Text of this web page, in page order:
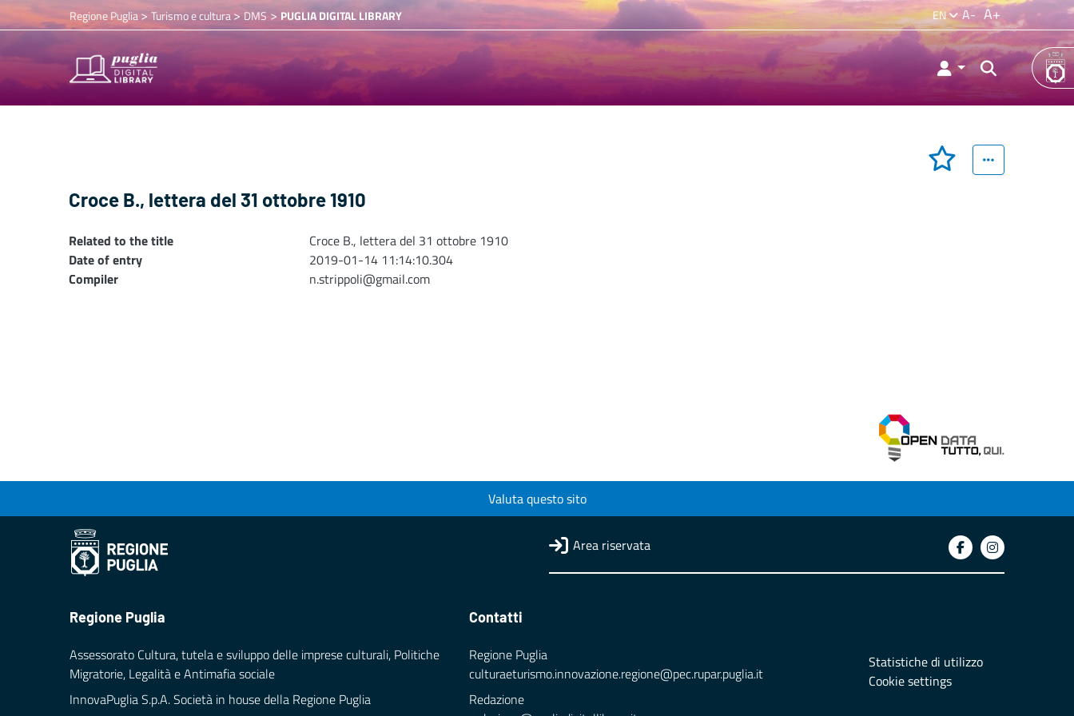
Regione Puglia> Turismo e cultura>DMS > PUGLIA DIGITAL LIBRARY EN A- A+
Croce B., lettera del 31 ottobre 1910
Related to the title
Croce B., lettera del 31 ottobre 1910
Date of entry
2019-01-14 11:14:10.304
Compiler
n.strippoli@gmail.com
Valuta questo sito
Area riservata
Regione Puglia
Assessorato Cultura, tutela e sviluppo delle imprese culturali, Politiche
Migratorie, Legalità e Antimafia sociale
InnovaPuglia S.p.A. Società in house della Regione Puglia
Contatti
Regione Puglia
culturaeturismo.innovazione.regione@pec.rupar.puglia.it
Redazione
Statistiche di utilizzo
Cookie settings